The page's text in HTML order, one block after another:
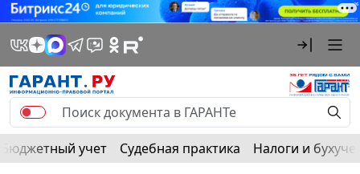
Бюджетный учет Судебная практика Налоги и